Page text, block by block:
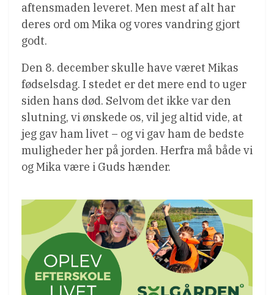
aftensmaden leveret. Men mest af alt har
deres ord om Mika og vores vandring gjort
godt.
Den 8. december skulle have været Mikas
fødselsdag. I stedet er det mere end to uger
siden hans død. Selvom det ikke var den
slutning, vi ønskede os, vil jeg altid vide, at
jeg gav ham livet – og vi gav ham de bedste
muligheder her på jorden. Herfra må både vi
og Mika være i Guds hænder.